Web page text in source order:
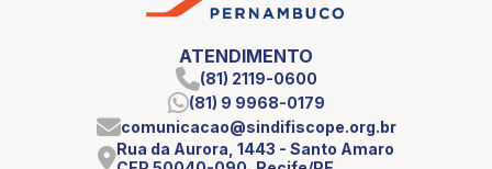
ATENDIMENTO
(81) 2119-0600
(81) 9 9968-0179
comunicacao@sindifiscope.org.br
Rua da Aurora, 1443 - Santo Amaro